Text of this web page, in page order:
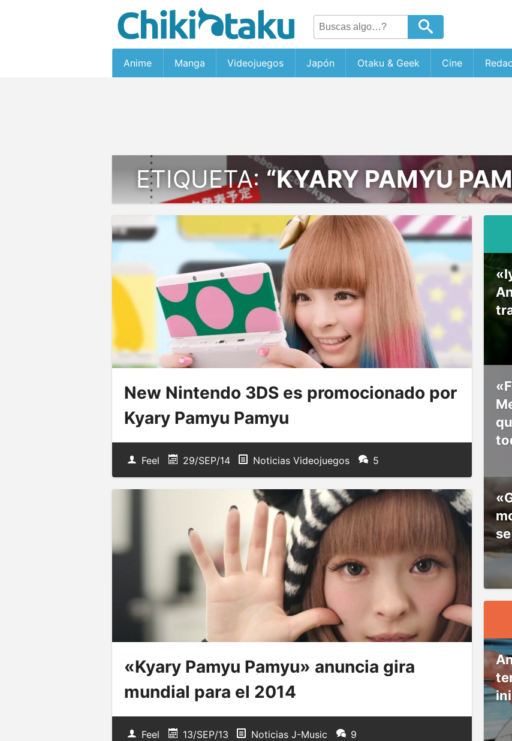
Anime Manga Videojuegos Japón Otaku & Geek Cine
ETIQUETA: “KYARY PAMYU
New Nintendo 3DS es promocionado por
Kyary Pamyu Pamyu
Feel 29/SEP/14 Noticias Videojuegos 5
«Kyary Pamyu Pamyu» anuncia gira
mundial para el 2014
Feel 13/SEP/13 Noticias J-Music 9